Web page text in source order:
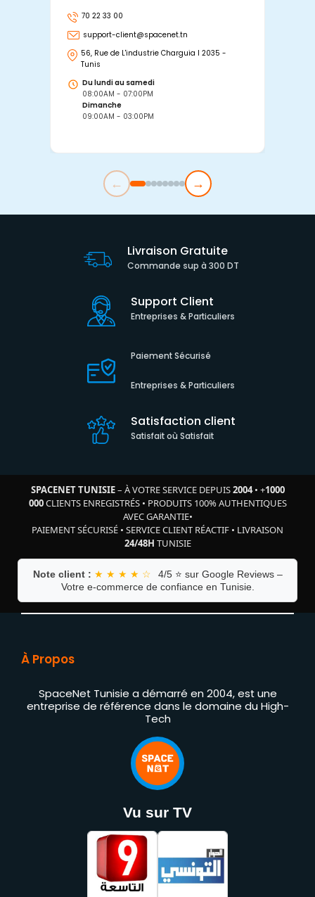
70 22 33 00
support-client@spacenet.tn
56, Rue de L'industrie Charguia I 2035 -
Tunis
Du lundi au samedi
08:00AM - 07:00PM
Dimanche
09:00AM - 03:00PM
← →
Livraison Gratuite
Commande sup à 300 DT
Support Client
Entreprises & Particuliers
Paiement Sécurisé
Entreprises & Particuliers
Satisfaction client
Satisfait où Satisfait
SPACENET TUNISIE– À VOTRE SERVICE DEPUIS2004• +1000
000CLIENTS ENREGISTRÉS• PRODUITS 100% AUTHENTIQUES
AVEC GARANTIE•
PAIEMENT SÉCURISÉ • SERVICE CLIENT RÉACTIF • LIVRAISON
24/48H TUNISIE
Note client : ★ ★ ★ ★ ☆
4/5 ⭐ sur Google Reviews –
Votre e-commerce de confiance en Tunisie.
À Propos
SpaceNet Tunisie a démarré en 2004, est une
entreprise de référence dans le domaine du High-
Tech
Vu sur TV